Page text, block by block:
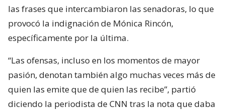
las frases que intercambiaron las senadoras, lo que
provocó la indignación de Mónica Rincón,
específicamente por la última.
“Las ofensas, incluso en los momentos de mayor
pasión, denotan también algo muchas veces más de
quien las emite que de quien las recibe”, partió
diciendo la periodista de CNN tras la nota que daba